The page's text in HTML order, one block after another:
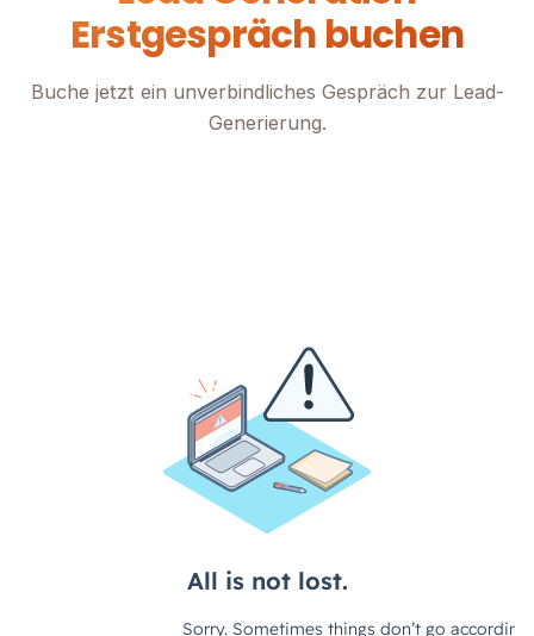
Erstgespräch buchen
Buche jetzt ein unverbindliches Gespräch zur Lead-
Generierung.